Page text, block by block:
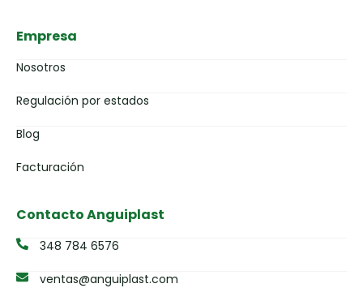
Empresa
Nosotros
Regulación por estados
Blog
Facturación
Contacto Anguiplast
348 784 6576
ventas@anguiplast.com